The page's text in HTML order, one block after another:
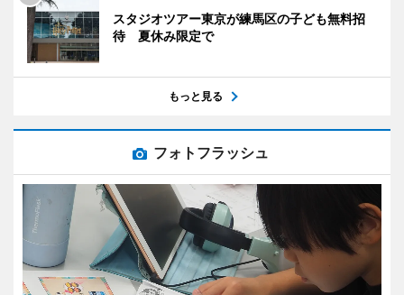
スタジオツアー東京が練馬区の子ども無料招
待 夏休み限定で
もっと見る
フォトフラッシュ